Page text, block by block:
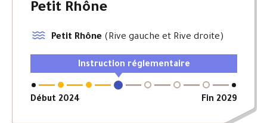
Petit Rhône
Petit Rhône (Rive gauche et Rive droite)
Instruction réglementaire
Début 2024 Fin 2029